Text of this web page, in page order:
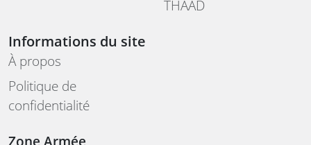
THAAD
Informations du site
À propos
Politique de
confidentialité